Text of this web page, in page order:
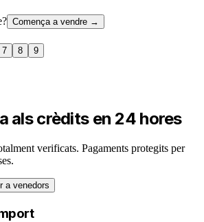
Comença a vendre →
7 8
9
als crèdits en 24 hores
verificats. Pagaments protegits per
a venedors